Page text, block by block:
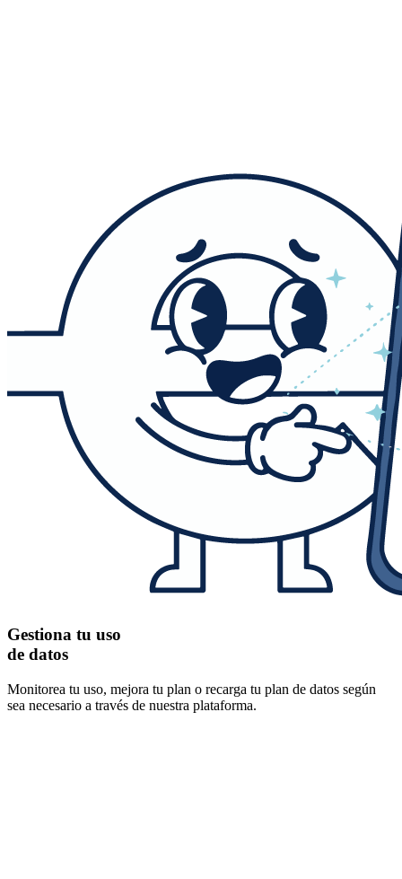
Gestiona tu uso
de datos
Monitorea tu uso, mejora tu plan o recarga tu plan de datos según
sea necesario a través de nuestra plataforma.